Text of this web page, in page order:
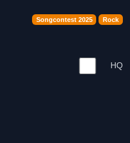
Songcontest 2025 Rock
HQ